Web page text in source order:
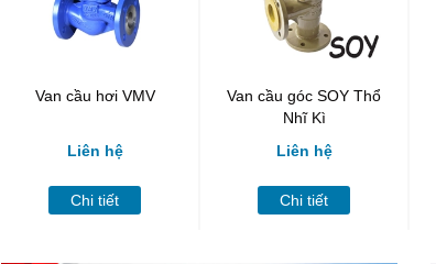
Van cầu hơi VMV
Liên hệ
Chi tiết
Van cầu góc SOY Thổ
Nhĩ Kì
Liên hệ
Chi tiết